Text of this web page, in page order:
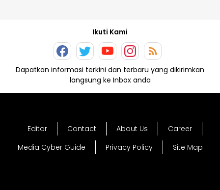
Ikuti Kami
Dapatkan informasi terkini dan terbaru yang dikirimkan
langsung ke Inbox anda
Editor Contact About Us
Career
Media Cyber Guide
Privacy Policy Site Map